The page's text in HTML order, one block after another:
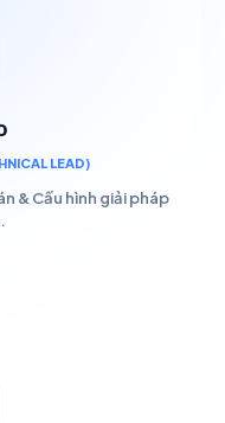
LEAD)
& Cấu hình giải pháp